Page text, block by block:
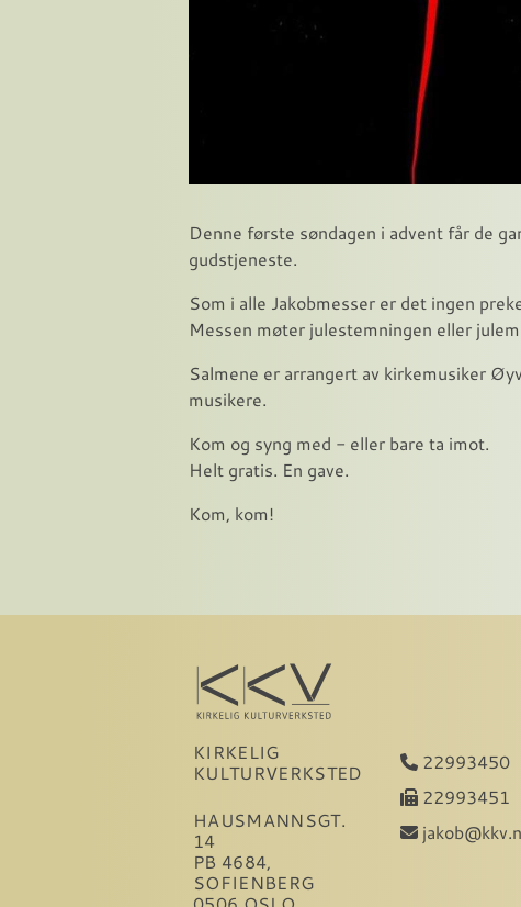
Denne første søndagen i advent får de
gudstjeneste.
Som i alle Jakobmesser er det ingen
Messen møter julestemningen eller
Salmene er arrangert av kirkemusiker
musikere.
Kom og syng med - eller bare ta imot.
Helt gratis. En gave.
Kom, kom!
KIRKELIG
KULTURVERKSTED
HAUSMANNSGT.
14
PB 4684,
SOFIENBERG
22993450
22993451